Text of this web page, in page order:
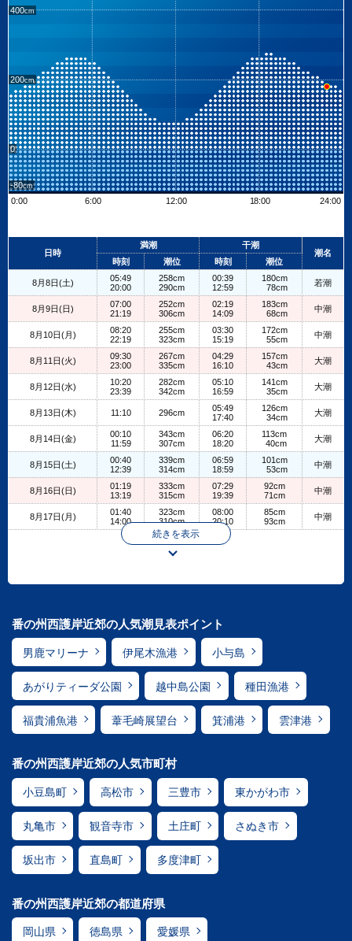
400
200
0
-80
0:00
6:00 12:00 18:00 24:00
+
日時
満潮
干潮
潮名
時刻
潮位 時刻 潮位
8月8日(土)
05:49
20:00
258cm
290cm
00:39
12:59
180cm
78cm
若潮
8月9日(日)
07:00
21:19
252cm
306cm
02:19
14:09
183cm
68cm
中潮
8月10日(月)
08:20
22:19
255cm
323cm
03:30
15:19
172cm
55cm
中潮
8月11日(火)
09:30
23:00
267cm
335cm
04:29
16:10
157cm
43cm
大潮
8月12日(水)
10:20
23:39
282cm
342cm
05:10
16:59
141cm
35cm
大潮
8月13日(木) 11:10 296cm
05:49
17:40
126cm
34cm
大潮
8月14日(金)
00:10
11:59
343cm
307cm
06:20
18:20
113cm
40cm
大潮
8月15日(土)
00:40
12:39
339cm
314cm
06:59
18:59
101cm
53cm
中潮
8月16日(日)
01:19
13:19
333cm
315cm
07:29
19:39
92cm
71cm
中潮
8月17日(月)
01:40
14:00
323cm
310cm
08:00
20:10
85cm
93cm
中潮
続きを表示
番の州西護岸近郊の人気潮見表ポイント
男鹿マリーナ 伊尾木漁港 小与島
あがりティーダ公園 越中島公園 種田漁港
福貴浦魚港 葦毛崎展望台 箕浦港 雲津港
番の州西護岸近郊の人気市町村
小豆島町 高松市 三豊市 東かがわ市
丸亀市 観音寺市 土庄町 さぬき市
坂出市 直島町 多度津町
番の州西護岸近郊の都道府県
岡山県 徳島県 愛媛県